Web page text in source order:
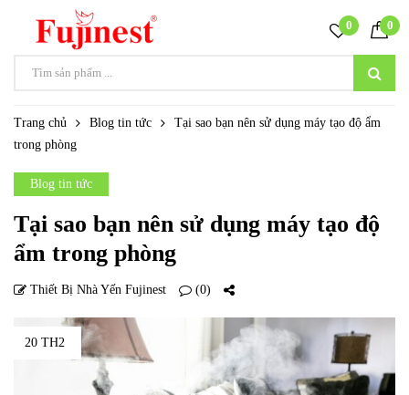
0 0
Trang chủ Blog tin tức
Tại sao bạn nên sử dụng máy tạo độ ẩm
trong phòng
Blog tin tức
Tại sao bạn nên sử dụng máy tạo độ
ẩm trong phòng
Thiết Bị Nhà Yến Fujinest (0)
20 TH2